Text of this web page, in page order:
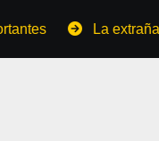
La extraña